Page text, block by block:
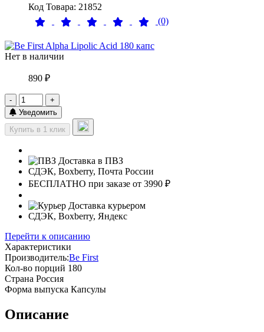
Код Товара: 21852
(0)
Нет в наличии
890 ₽
-
+
Уведомить
Купить в 1 клик
Доставка в ПВЗ
СДЭК, Boxberry, Почта России
БЕСПЛАТНО при заказе от 3990 ₽
Доставка курьером
СДЭК, Boxberry, Яндекс
Перейти к описанию
Характеристики
Производитель:Be First
Кол-во порций 180
Страна Россия
Форма выпуска Капсулы
Описание